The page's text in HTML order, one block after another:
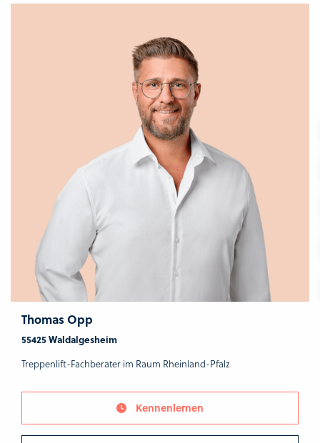
Thomas Opp
55425 Waldalgesheim
Treppenlift-Fachberater im Raum Rheinland-Pfalz
Kennenlernen